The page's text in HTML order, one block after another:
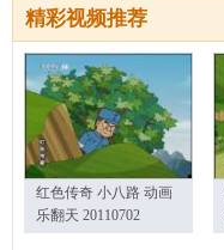
精彩视频推荐
红色传奇 小八路 动画
乐翻天 20110702